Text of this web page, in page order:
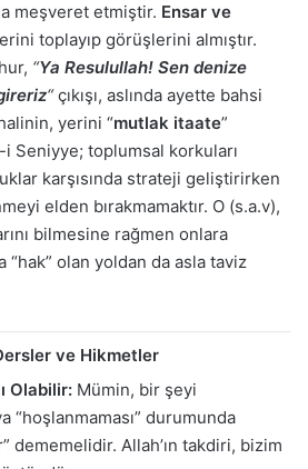
meşveret etmiştir. Ensar ve
toplayıp görüşlerini almıştır.
“Ya Resulullah! Sen denize
“çıkışı, aslında ayette bahsi
yerini “mutlak itaate”
i Seniyye; toplumsal korkuları
karşısında strateji geliştirirken
elden bırakmamaktır. O (s.a.v),
bilmesine rağmen onlara
“hak” olan yoldan da asla taviz
ve Hikmetler
Olabilir: Mümin, bir şeyi
“hoşlanmaması” durumunda
dememelidir. Allah’ın takdiri, bizim